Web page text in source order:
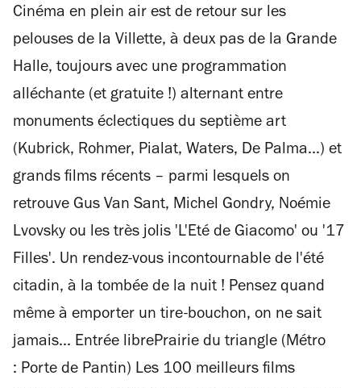
Cinéma en plein air est de retour sur les
pelouses de la Villette, à deux pas de la Grande
Halle, toujours avec une programmation
alléchante (et gratuite !) alternant entre
monuments éclectiques du septième art
(Kubrick, Rohmer, Pialat, Waters, De Palma...) et
grands films récents – parmi lesquels on
retrouve Gus Van Sant, Michel Gondry, Noémie
Lvovsky ou les très jolis 'L'Eté de Giacomo' ou '17
Filles'. Un rendez-vous incontournable de l'été
citadin, à la tombée de la nuit ! Pensez quand
même à emporter un tire-bouchon, on ne sait
jamais... Entrée librePrairie du triangle (Métro
: Porte de Pantin) Les 100 meilleurs films